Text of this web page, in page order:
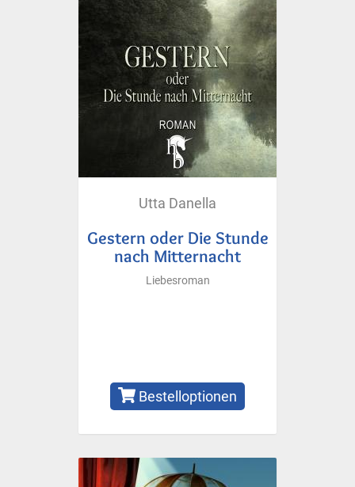
Utta Danella
Gestern oder Die Stunde
nach Mitternacht
Liebesroman
Bestelloptionen